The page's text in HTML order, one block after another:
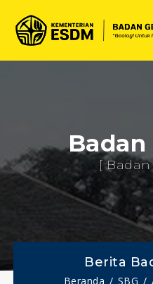
Badan
[
Berita
Beranda SBG